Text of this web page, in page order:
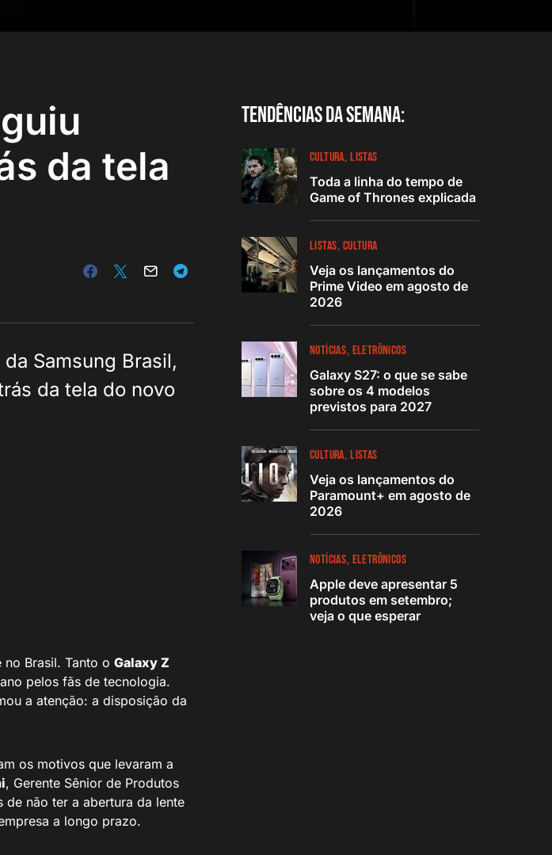
da tela
Samsung Brasil,
da tela do novo
Brasil. Tanto o Galaxy Z
pelos fãs de tecnologia.
a atenção: a disposição da
os motivos que levaram a
, Gerente Sênior de Produtos
de não ter a abertura da lente
a longo prazo.
Tendências da semana:
CULTURA LISTAS
Toda a linha do tempo de
Game of Thrones explicada
LISTAS CULTURA
Veja os lançamentos do
Prime Video em agosto de
2026
NOTÍCIAS ELETRÔNICOS
Galaxy S27: o que se sabe
sobre os 4 modelos
previstos para 2027
CULTURA LISTAS
Veja os lançamentos do
Paramount+ em agosto de
2026
NOTÍCIAS ELETRÔNICOS
Apple deve apresentar 5
produtos em setembro;
veja o que esperar